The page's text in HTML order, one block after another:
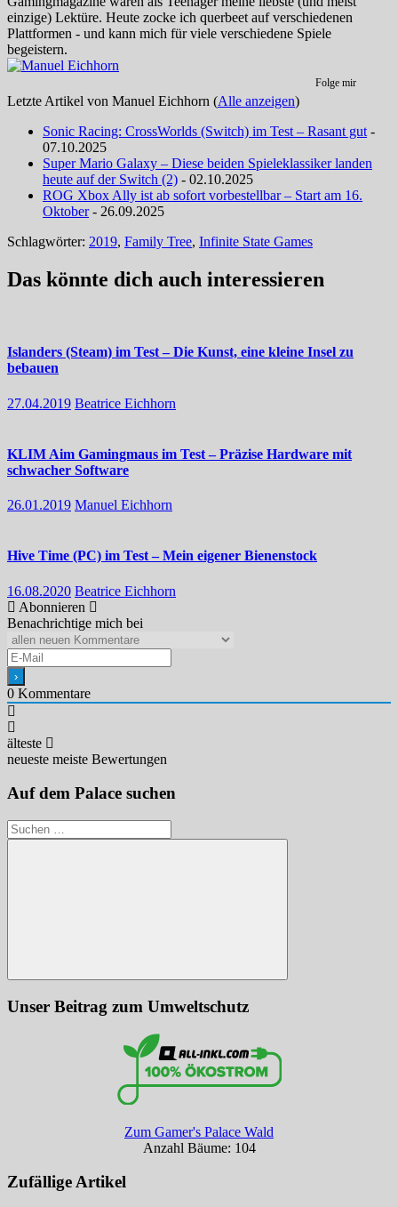
einzige) Lektüre. Heute zocke ich querbeet auf verschiedenen
Plattformen - und kann mich für viele verschiedene Spiele
begeistern.
Folge mir
Letzte Artikel von Manuel Eichhorn (Alle anzeigen)
Sonic Racing: CrossWorlds (Switch) im Test – Rasant gut -
07.10.2025
Super Mario Galaxy – Diese beiden Spieleklassiker landen
heute auf der Switch (2) - 02.10.2025
ROG Xbox Ally ist ab sofort vorbestellbar – Start am 16.
Oktober- 26.09.2025
Schlagwörter: 2019, Family Tree, Infinite State Games
Das könnte dich auch interessieren
Islanders (Steam) im Test – Die Kunst, eine kleine Insel zu
bebauen
27.04.2019 Beatrice Eichhorn
KLIM Aim Gamingmaus im Test – Präzise Hardware mit
schwacher Software
26.01.2019 Manuel Eichhorn
Hive Time (PC) im Test – Mein eigener Bienenstock
16.08.2020 Beatrice Eichhorn
Abonnieren
Benachrichtige mich bei
0 Kommentare
älteste
neueste meiste Bewertungen
Auf dem Palace suchen
Suchen
nach:
Suchen
Unser Beitrag zum Umweltschutz
Zum Gamer's Palace Wald
Anzahl Bäume: 104
Zufällige Artikel